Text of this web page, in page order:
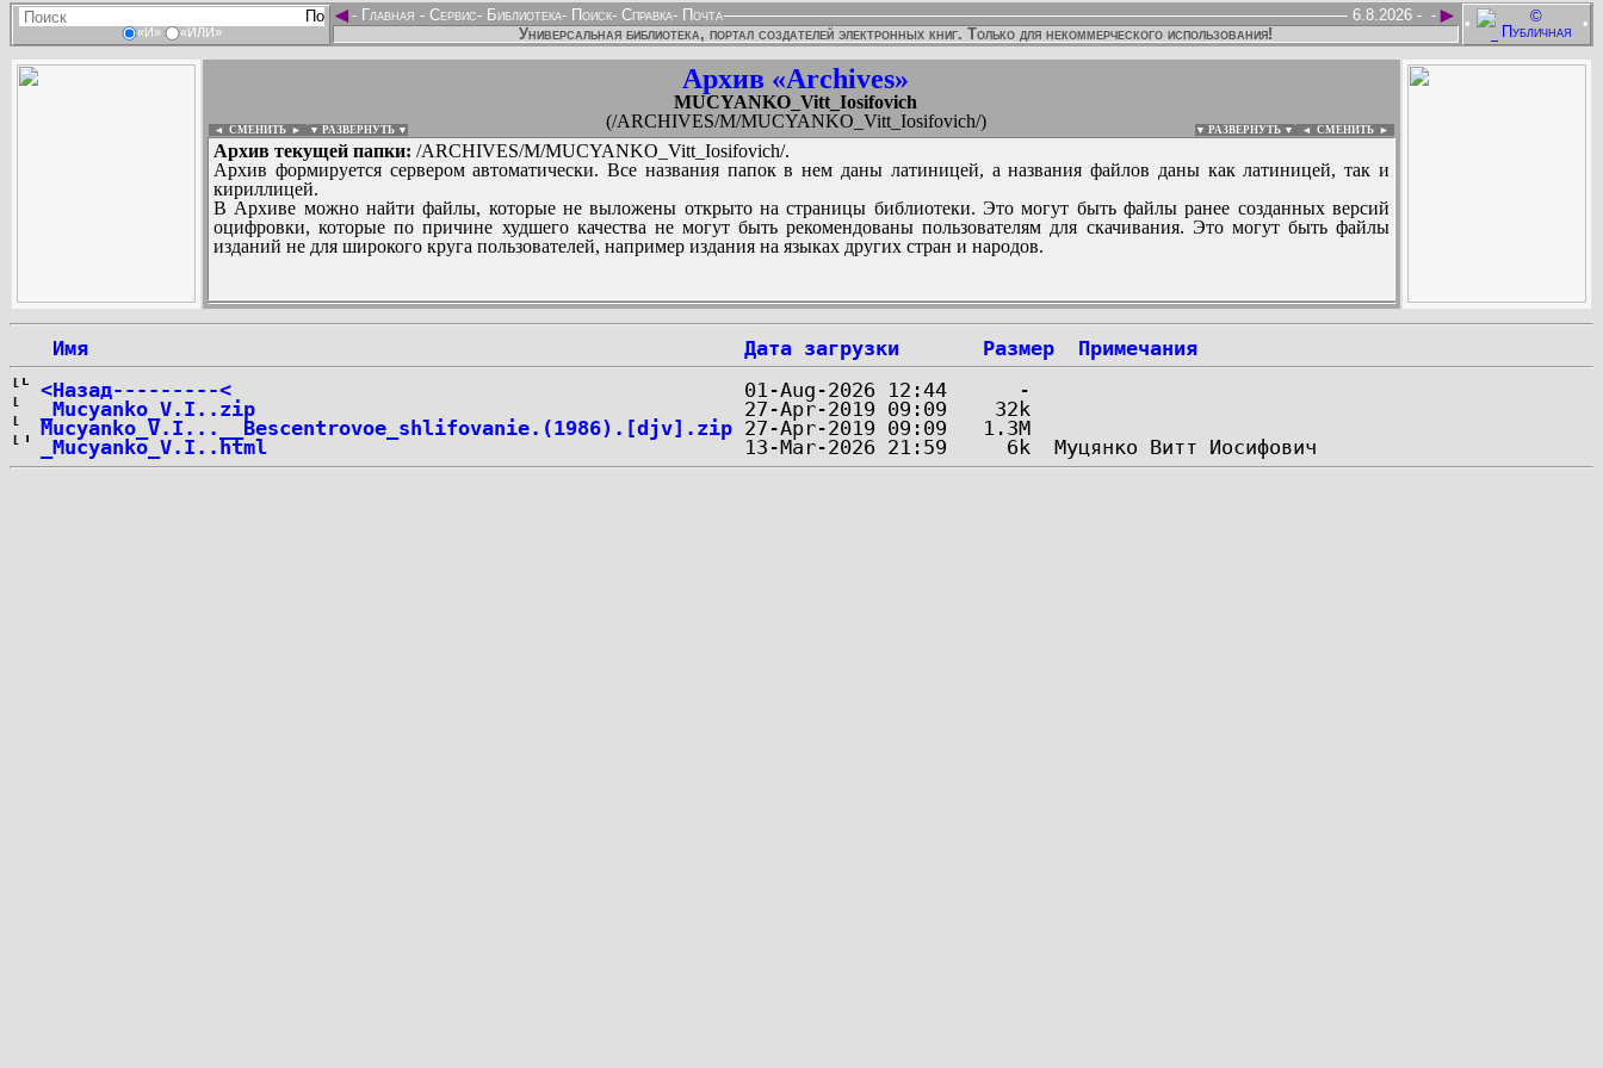
«И» «ИЛИ»
• •
◄ ►
- Главная - Сервис- Библиотека- Поиск- Справка- Почта -
6.8.2026 -
Универсальная библиотека, портал создателей электронных книг. Только для некоммерческого использования!
Архив «Archives»
MUCYANKO_Vitt_Iosifovich
(/ARCHIVES/M/MUCYANKO_Vitt_Iosifovich/)
◄ СМЕНИТЬ ► ▼ РАЗВЕРНУТЬ ▼ ▼ РАЗВЕРНУТЬ ▼ ◄ СМЕНИТЬ ►
Архив текущей папки: /ARCHIVES/M/MUCYANKO_Vitt_Iosifovich/.
Архив формируется сервером автоматически. Все названия папок в нем даны латиницей, а названия файлов даны как латиницей, так и
кириллицей.
В Архиве можно найти файлы, которые не выложены открыто на страницы библиотеки. Это могут быть файлы ранее созданных версий
оцифровки, которые по причине худшего качества не могут быть рекомендованы пользователям для скачивания. Это могут быть файлы
изданий не для широкого круга пользователей, например издания на языках других стран и народов.
:
...
Имя Дата загрузки Размер
Примечания
<Назад---------<
_Mucyanko_V.I..zip
Mucyanko_V.I...__Bescentrovoe_shlifovanie.(1986).[djv].zip
_Mucyanko_V.I..html